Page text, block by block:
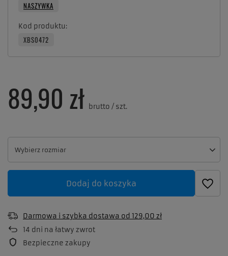
NASZYWKA
Kod produktu
XBS0472
Wybierz rozmiar
Wybierz rozmiar
89,90 zł brutto / szt.
Dodaj do koszyka
Darmowa i szybka dostawa od 129,00 zł
14 dni na łatwy zwrot
Bezpieczne zakupy